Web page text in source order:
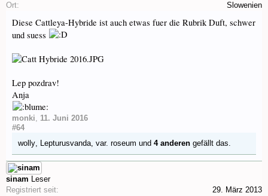
Ort:
Slowenien
Diese Cattleya-Hybride ist auch etwas fuer die Rubrik Duft, schwer
und suess
Lep pozdrav!
Anja
monki, 11. Juni 2016
#64
wolly, Lepturusvanda, var. roseum und 4 anderen gefällt das.
sinam Leser
Registriert seit:
29. März 2013